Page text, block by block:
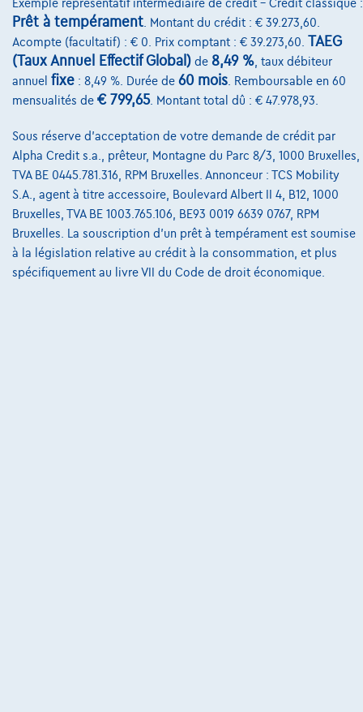
Découvrez l’exemple chiffré complet
3290 Diest,Morren Motor Diest
Comparer
Voir le véhicule
Exemple représentatif intermédiaire de crédit – Crédit classique :
Prêt à tempérament . Montant du crédit : € 39.273,60.
Acompte (facultatif) : € 0. Prix comptant : € 39.273,60. TAEG
(Taux Annuel Effectif Global) de 8,49 % , taux débiteur
annuel fixe : 8,49 %. Durée de 60 mois . Remboursable en 60
mensualités de € 799,65. Montant total dû : € 47.978,93.
Sous réserve d'acceptation de votre demande de crédit par
Alpha Credit s.a., prêteur, Montagne du Parc 8/3, 1000 Bruxelles,
TVA BE 0445.781.316, RPM Bruxelles. Annonceur : TCS Mobility
S.A., agent à titre accessoire, Boulevard Albert II 4, B12, 1000
Bruxelles, TVA BE 1003.765.106, BE93 0019 6639 0767, RPM
Bruxelles. La souscription d'un prêt à tempérament est soumise
à la législation relative au crédit à la consommation, et plus
spécifiquement au livre VII du Code de droit économique.